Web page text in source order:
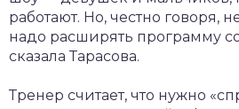
работают. Но, честно говоря,
надо расширять программу
сказала Тарасова.
Тренер считает, что нужно